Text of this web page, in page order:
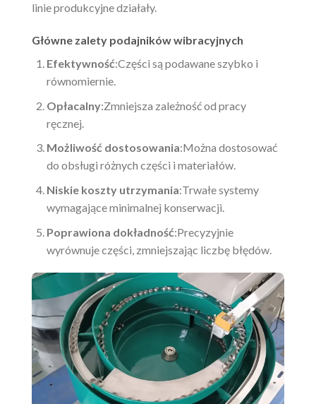
linie produkcyjne działały.
Główne zalety podajników wibracyjnych
Efektywność:Części są podawane szybko i
równomiernie.
Opłacalny:Zmniejsza zależność od pracy
ręcznej.
Możliwość dostosowania:Można dostosować
do obsługi różnych części i materiałów.
Niskie koszty utrzymania:Trwałe systemy
wymagające minimalnej konserwacji.
Poprawiona dokładność:Precyzyjnie
wyrównuje części, zmniejszając liczbę błędów.